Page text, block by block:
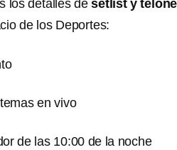
los detalles desetlist y
de los Deportes:
en vivo
de las 10:00 de la noche